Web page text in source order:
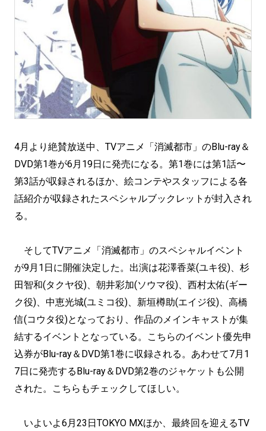
4月より絶賛放送中、TVアニメ「消滅都市」のBlu-ray＆
DVD第1巻が6月19日に発売になる。第1巻には第1話〜
第3話が収録されるほか、絵コンテやスタッフによる各
話紹介が収録されたスペシャルブックレットが封入され
る。
そしてTVアニメ「消滅都市」のスペシャルイベント
が9月1日に開催決定した。出演は花澤香菜(ユキ役)、杉
田智和(タクヤ役)、朝井彩加(ソウマ役)、西村太佑(ギー
ク役)、中恵光城(ユミコ役)、新垣樽助(エイジ役)、高橋
信(コウタ役)となっており、作品のメインキャストが集
結するイベントとなっている。こちらのイベント優先申
込券がBlu-ray＆DVD第1巻に収録される。あわせて7月1
7日に発売するBlu-ray＆DVD第2巻のジャケットも公開
された。こちらもチェックしてほしい。
いよいよ6月23日TOKYO MXほか、最終回を迎えるTV